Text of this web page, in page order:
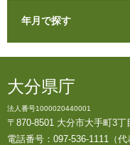
年月で探す
大分県庁
法人番号1000020440001
〒870-8501 大分市大手町3丁
電話番号：097-536-1111（代